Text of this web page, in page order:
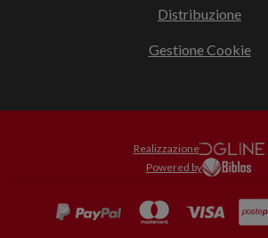
Distribuzione
Gestione Cookie
Realizzazione
Powered by